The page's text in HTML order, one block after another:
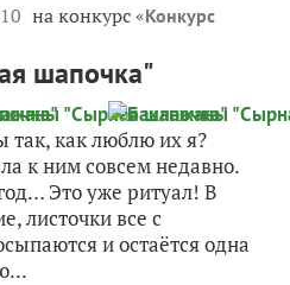
на конкурс «Конкурс
шапочка"
как люблю их я?
к ним совсем недавно.
Это уже ритуал! В
листочки все с
и остаётся одна